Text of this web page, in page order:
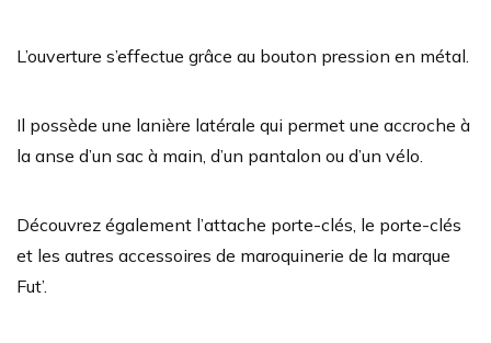
L’ouverture s’effectue grâce au bouton pression en métal.
Il possède une lanière latérale qui permet une accroche à
la anse d’un sac à main, d’un pantalon ou d’un vélo.
Découvrez également l’attache porte-clés, le porte-clés
et les autres accessoires de maroquinerie de la marque
Fut’.